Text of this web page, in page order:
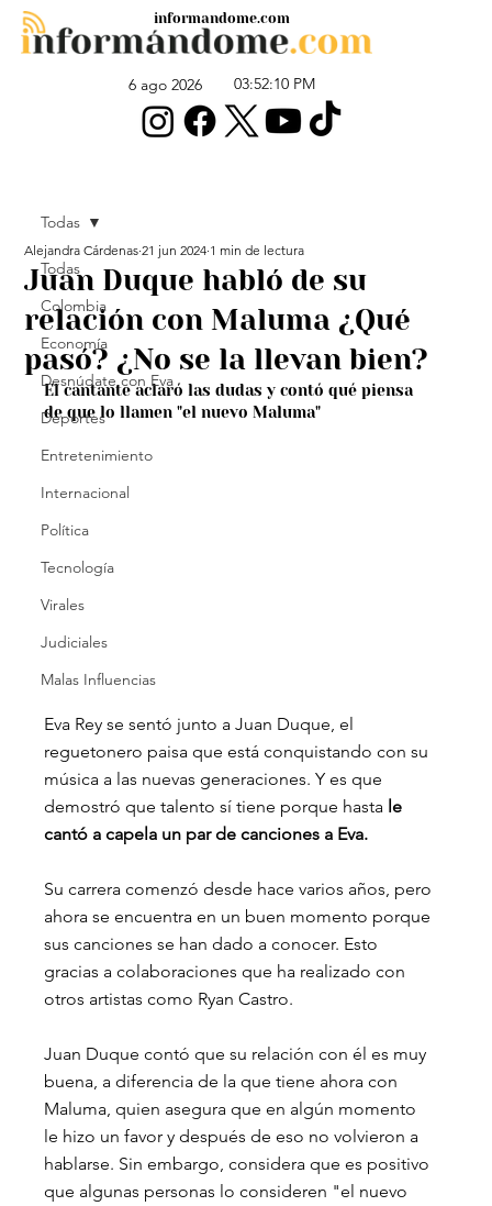
6 ago 2026 03:52:10 PM
informandome.com
Todas
Colombia
Economía
Desnúdate con Eva
Deportes
Entretenimiento
Internacional
Política
Tecnología
Virales
Judiciales
Malas Influencias
Todas
Juan Duque habló de su
relación con Maluma ¿Qué
pasó? ¿No se la llevan bien?
Alejandra Cárdenas 21 jun 2024 1 min de lectura
El cantante aclaró las dudas y contó qué piensa
de que lo llamen "el nuevo Maluma"
Eva Rey se sentó junto a Juan Duque, el
reguetonero paisa que está conquistando con su
música a las nuevas generaciones. Y es que
demostró que talento sí tiene porque hasta le
cantó a capela un par de canciones a Eva.
Su carrera comenzó desde hace varios años, pero
ahora se encuentra en un buen momento porque
sus canciones se han dado a conocer. Esto
gracias a colaboraciones que ha realizado con
otros artistas como Ryan Castro.
Juan Duque contó que su relación con él es muy
buena, a diferencia de la que tiene ahora con
Maluma, quien asegura que en algún momento
le hizo un favor y después de eso no volvieron a
hablarse. Sin embargo, considera que es positivo
que algunas personas lo consideren "el nuevo